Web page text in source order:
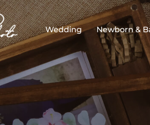
Wedding Newborn &